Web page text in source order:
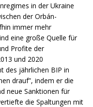
in der Ukraine
der Orbán-
immer mehr
eine große Quelle für
Profite der
und 2020
des jährlichen BIP in
drauf”, indem er die
neue Sanktionen für
die Spaltungen mit